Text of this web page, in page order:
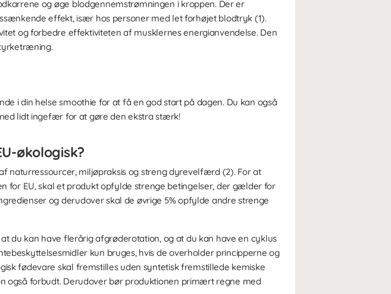
og øge blodgennemstrømningen i kroppen. Der er
effekt, især hos personer med let forhøjet blodtryk (1).
og forbedre effektiviteten af musklernes energianvendelse. Den
i din helse smoothie for at få en god start på dagen. Du kan også
lidt ingefær for at gøre den ekstra stærk!
økologisk?
naturressourcer, miljøpraksis og streng dyrevelfærd (2). For at
for EU, skal et produkt opfylde strenge betingelser, der gælder for
og derudover skal de øvrige 5% opfylde andre strenge
du kan have flerårig afgrøderotation, og at du kan have en cyklus
kun bruges, hvis de overholder principperne og
fødevare skal fremstilles uden syntetisk fremstillede kemiske
også forbudt. Derudover bør produktionen primært regne med